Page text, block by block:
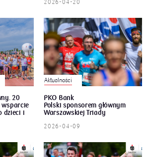
2026-04-20
20
wsparcie
dzieci i
Aktualności
PKO Bank
Polski sponsorem głównym
Warszawskiej Triady
2026-04-09